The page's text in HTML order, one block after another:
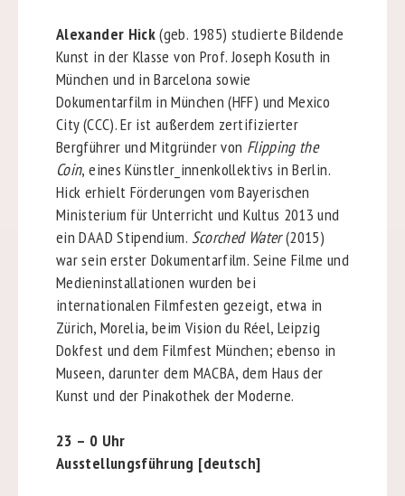
Alexander Hick(geb. 1985) studierte Bildende
Kunst in der Klasse von Prof. Joseph Kosuth in
München und in Barcelona sowie
Dokumentarfilm in München (HFF) und Mexico
City (CCC). Er ist außerdem zertifizierter
Bergführer und Mitgründer von Flipping the
Coin, eines Künstler_innenkollektivs in Berlin.
Hick erhielt Förderungen vom Bayerischen
Ministerium für Unterricht und Kultus 2013 und
ein DAAD Stipendium. Scorched Water(2015)
war sein erster Dokumentarfilm. Seine Filme und
Medieninstallationen wurden bei
internationalen Filmfesten gezeigt, etwa in
Zürich, Morelia, beim Vision du Réel, Leipzig
Dokfest und dem Filmfest München; ebenso in
Museen, darunter dem MACBA, dem Haus der
Kunst und der Pinakothek der Moderne.
23 – 0 Uhr
Ausstellungsführung [deutsch]